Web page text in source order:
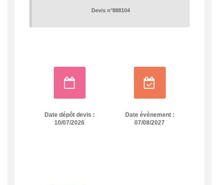
Devis n°888104
Date dépôt devis :
10/07/2026
Date évènement :
07/08/2027